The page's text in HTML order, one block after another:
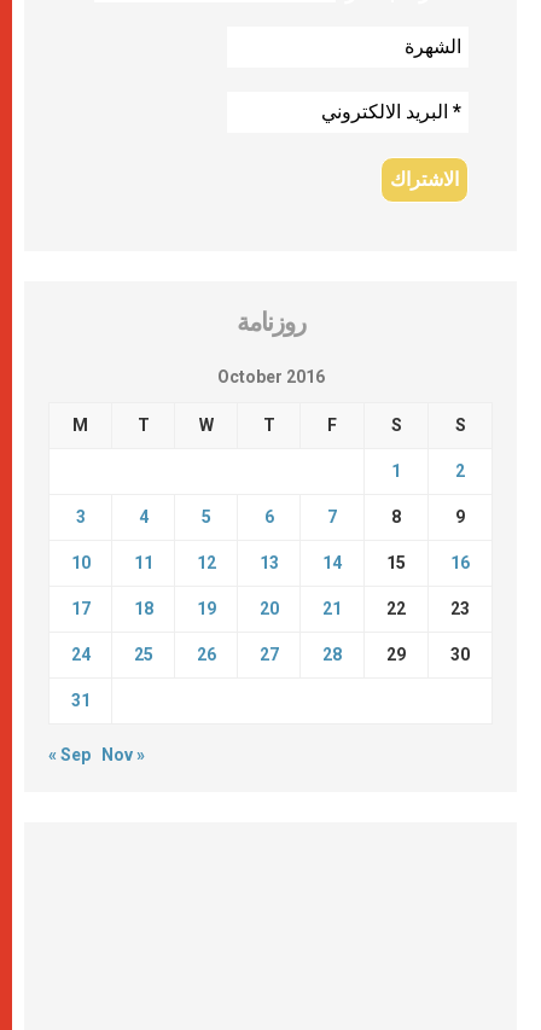
روزنامة
October 2016
M T W T F S S
1 2
3 4 5 6 7 8 9
10 11 12 13 14 15 16
17 18 19 20 21 22 23
24 25 26 27 28 29 30
31
« Sep Nov »